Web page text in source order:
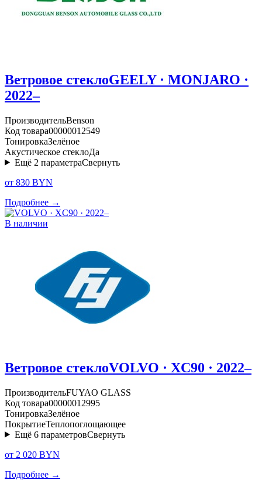
Ветровое стеклоGEELY · MONJARO ·
2022–
ПроизводительBenson
Код товара00000012549
ТонировкаЗелёное
Акустическое стеклоДа
Ещё 2 параметраСвернуть
от 830 BYN
Подробнее →
В наличии
Ветровое стеклоVOLVO · XC90 · 2022–
ПроизводительFUYAO GLASS
Код товара00000012995
ТонировкаЗелёное
ПокрытиеТеплопоглощающее
Ещё 6 параметровСвернуть
от 2 020 BYN
Подробнее →